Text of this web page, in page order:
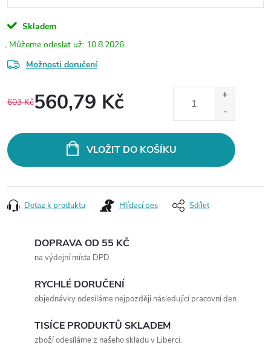
Skladem
10.8.2026
Možnosti doručení
603 Kč560,79 Kč
VLOŽIT DO KOŠÍKU
Dotaz k produktu Hlídací pes Sdílet
DOPRAVA OD 55 KČ
na výdejní místa DPD
RYCHLÉ DORUČENÍ
objednávky odesíláme nejpozději následující pracovní den
TISÍCE PRODUKTŮ SKLADEM
zboží odesíláme z našeho skladu v Liberci.